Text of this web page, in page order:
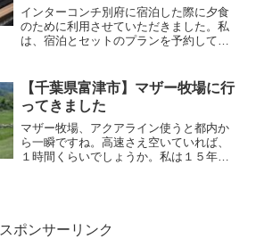
インターコンチ別府に宿泊した際に夕食
のために利用させていただきました。私
は、宿泊とセットのプランを予約して利
のかなという利用者が多かったです。家
族連れで特別な日として利...
【千葉県富津市】マザー牧場に行
ってきました
マザー牧場、アクアライン使うと都内か
ら一瞬ですね。高速さえ空いていれば、
１時間くらいでしょうか。私は１５年ぶ
スポンサーリンク